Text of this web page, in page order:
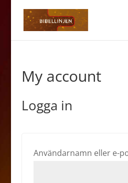
My account
Logga in
Användarnamn eller e-